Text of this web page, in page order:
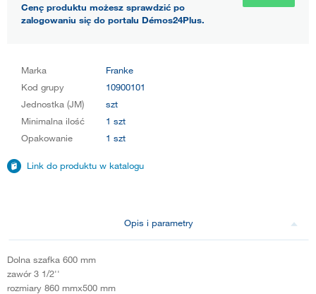
Cenę produktu możesz sprawdzić po
zalogowaniu się do portalu Démos24Plus.
Marka
Franke
Kod grupy
10900101
Jednostka (JM)
szt
Minimalna ilość
1 szt
Opakowanie
1 szt
Link do produktu w katalogu
Opis i parametry
Dolna szafka 600 mm
zawór 3 1/2''
rozmiary 860 mmx500 mm